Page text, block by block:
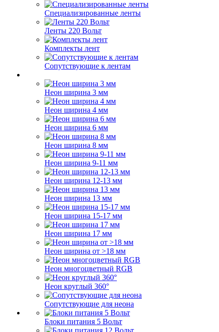
Специализированные ленты
Ленты 220 Вольт
Комплекты лент
Сопутствующие к лентам
Неон ширина 3 мм
Неон ширина 4 мм
Неон ширина 6 мм
Неон ширина 8 мм
Неон ширина 9-11 мм
Неон ширина 12-13 мм
Неон ширина 13 мм
Неон ширина 15-17 мм
Неон ширина 17 мм
Неон ширина от >18 мм
Неон многоцветный RGB
Неон круглый 360°
Сопутствующие для неона
Блоки питания 5 Вольт